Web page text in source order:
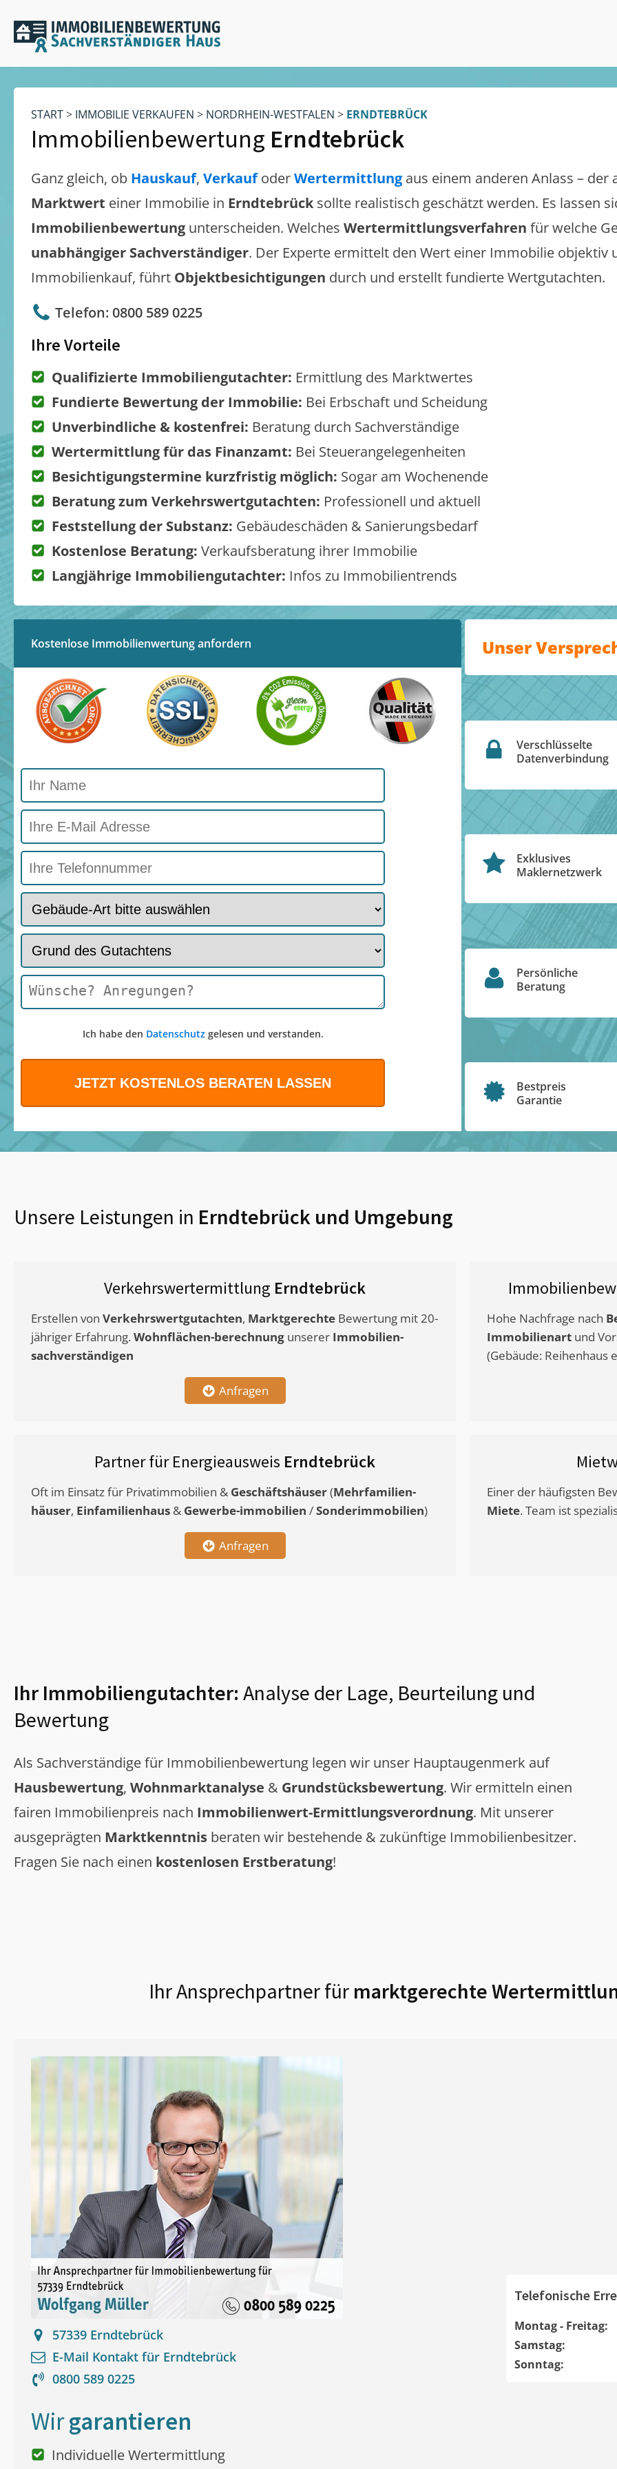
START> IMMOBILIE VERKAUFEN > NORDRHEIN-WESTFALEN > ERNDTEBRÜCK
Immobilienbewertung Erndtebrück
Ganz gleich, ob Hauskauf, VerkaufoderWertermittlung aus einem anderen Anlass – der
Marktwert einer Immobilie in Erndtebrück sollte realistisch geschätzt werden. Es lassen
Immobilienbewertung unterscheiden. Welches Wertermittlungsverfahren für welche
unabhängiger Sachverständiger. Der Experte ermittelt den Wert einer Immobilie objektiv
Immobilienkauf, führt Objektbesichtigungen durch und erstellt fundierte Wertgutachten.
Telefon: 0800 589 0225
Ihre Vorteile
Qualifizierte Immobiliengutachter: Ermittlung des Marktwertes
Fundierte Bewertung der Immobilie: Bei Erbschaft und Scheidung
Unverbindliche & kostenfrei: Beratung durch Sachverständige
Wertermittlung für das Finanzamt: Bei Steuerangelegenheiten
Besichtigungstermine kurzfristig möglich: Sogar am Wochenende
Beratung zum Verkehrswertgutachten: Professionell und aktuell
Feststellung der Substanz: Gebäudeschäden & Sanierungsbedarf
Kostenlose Beratung: Verkaufsberatung ihrer Immobilie
Langjährige Immobiliengutachter: Infos zu Immobilientrends
Kostenlose Immobilienwertung anfordern
Ich habe den Datenschutzgelesen und verstanden.
Unser
Verschlüsselte
Datenverbindung
Exklusives
Maklernetzwerk
Persönliche
Beratung
Bestpreis
Garantie
Unsere Leistungen in Erndtebrück und Umgebung
Verkehrswertermittlung Erndtebrück
Erstellen von Verkehrswertgutachten, Marktgerechte Bewertung mit 20-
jähriger Erfahrung. Wohnflächen-berechnung unserer Immobilien-
sachverständigen
Anfragen
Hohe Nachfrage nach
Immobilienart und
(Gebäude: Reihenhaus
Partner für Energieausweis Erndtebrück
Oft im Einsatz für Privatimmobilien & Geschäftshäuser(Mehrfamilien-
häuser, Einfamilienhaus & Gewerbe-immobilien /Sonderimmobilien)
Anfragen
Einer der häufigsten
Miete. Team ist
Ihr Immobiliengutachter: Analyse der Lage, Beurteilung und
Bewertung
Als Sachverständige für Immobilienbewertung legen wir unser Hauptaugenmerk auf
Hausbewertung, Wohnmarktanalyse & Grundstücksbewertung. Wir ermitteln einen
fairen Immobilienpreis nach Immobilienwert-Ermittlungsverordnung. Mit unserer
ausgeprägten Marktkenntnis beraten wir bestehende & zukünftige Immobilienbesitzer.
Fragen Sie nach einen kostenlosen Erstberatung!
Ihr Ansprechpartner fürmarktgerechte
57339 Erndtebrück
E-Mail Kontakt für Erndtebrück
0800 589 0225
Telefonische
Montag - Freitag:
Samstag:
Sonntag:
Wirgarantieren
Individuelle Wertermittlung